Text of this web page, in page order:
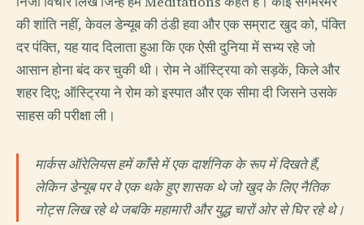
की शांति नहीं, केवल डेन्यूब की ठंडी हवा और एक सम्राट खुद को, पंक्ति
दर पंक्ति, यह याद दिलाता हुआ कि एक ऐसी दुनिया में सभ्य रहे जो
आसान होना बंद कर चुकी थी। रोम ने ऑस्ट्रिया को सड़कें, किले और
शहर दिए; ऑस्ट्रिया ने रोम को इस्पात और एक सीमा दी जिसने उसके
साहस की परीक्षा ली।
मार्कस ऑरेलियस हमें काँसे में एक दार्शनिक के रूप में दिखते हैं,
लेकिन डेन्यूब पर वे एक थके हुए शासक थे जो खुद के लिए नैतिक
नोट्स लिख रहे थे जबकि महामारी और युद्ध चारों ओर से घिर रहे थे।